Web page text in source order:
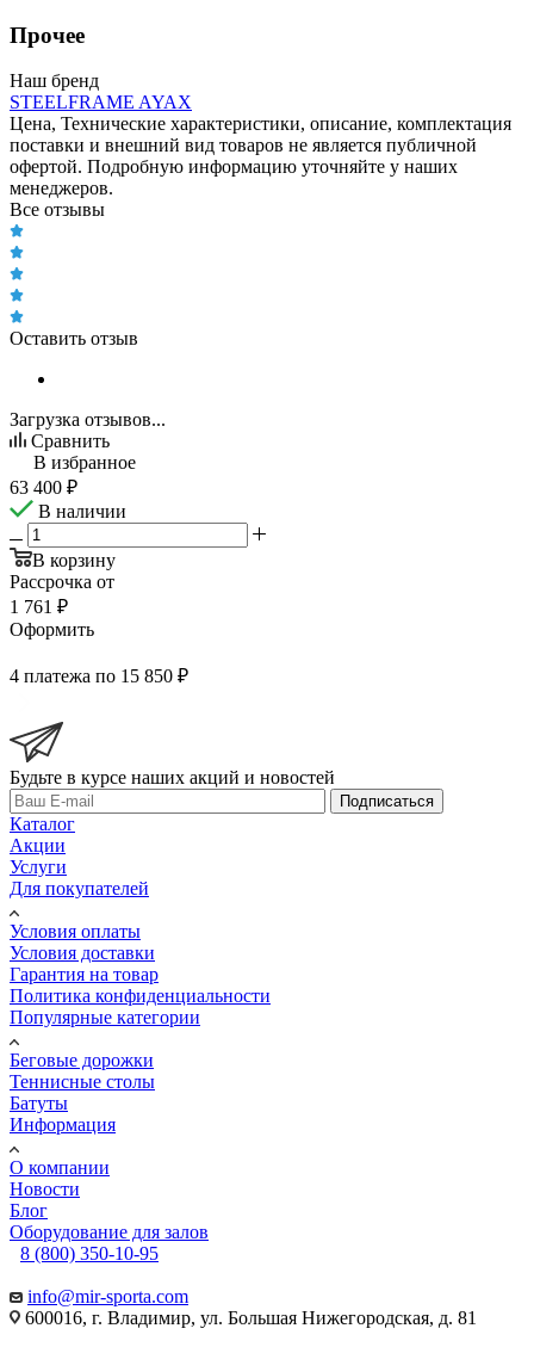
Прочее
Наш бренд
STEELFRAME AYAX
Цена, Технические характеристики, описание, комплектация
поставки и внешний вид товаров не является публичной
офертой. Подробную информацию уточняйте у наших
менеджеров.
Все отзывы
Оставить отзыв
Загрузка отзывов...
Сравнить
В избранное
63 400 ₽
В наличии
В корзину
Рассрочка от
1 761 ₽
Оформить
4 платежа по 15 850 ₽
Будьте в курсе наших акций и новостей
Подписаться
Каталог
Акции
Услуги
Для покупателей
Условия оплаты
Условия доставки
Гарантия на товар
Политика конфиденциальности
Популярные категории
Беговые дорожки
Теннисные столы
Батуты
Информация
О компании
Новости
Блог
Оборудование для залов
8 (800) 350-10-95
info@mir-sporta.com
600016, г. Владимир, ул. Большая Нижегородская, д. 81